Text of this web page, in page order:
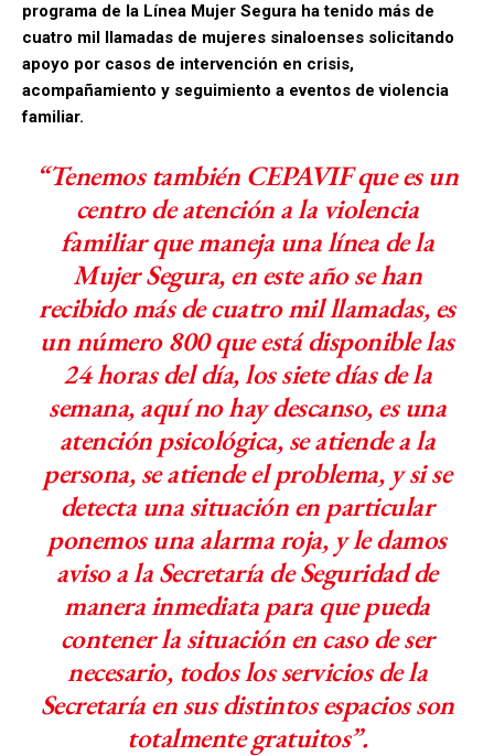
programa de la Línea Mujer Segura ha tenido más de
cuatro mil llamadas de mujeres sinaloenses solicitando
apoyo por casos de intervención en crisis,
acompañamiento y seguimiento a eventos de violencia
familiar.
“Tenemos también CEPAVIF que es un
centro de atención a la violencia
familiar que maneja una línea de la
Mujer Segura, en este año se han
recibido más de cuatro mil llamadas, es
un número 800 que está disponible las
24 horas del día, los siete días de la
semana, aquí no hay descanso, es una
atención psicológica, se atiende a la
persona, se atiende el problema, y si se
detecta una situación en particular
ponemos una alarma roja, y le damos
aviso a la Secretaría de Seguridad de
manera inmediata para que pueda
contener la situación en caso de ser
necesario, todos los servicios de la
Secretaría en sus distintos espacios son
totalmente gratuitos”.